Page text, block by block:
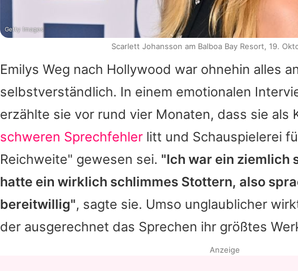
Emilys Weg nach Hollywood war ohnehin alles
selbstverständlich. In einem emotionalen
erzählte sie vor rund vier Monaten, dass sie als
schweren Sprechfehler litt und Schauspielerei
Reichweite" gewesen sei. "Ich war ein ziemlich
hatte ein wirklich schlimmes Stottern, also
bereitwillig", sagte sie. Umso unglaublicher
der ausgerechnet das Sprechen ihr größtes
Getty Images
Scarlett Johansson am Balboa Bay Resort, 19.
Anzeige